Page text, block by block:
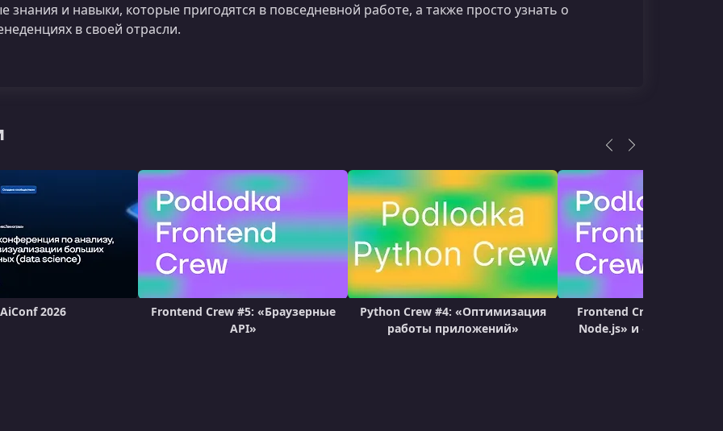
знания и навыки, которые пригодятся в повседневной работе, а также просто узнать о
в своей отрасли.
AiConf 2026
Frontend Crew #5: «Браузерные
API»
Python Crew #4: «Оптимизация
работы приложений»
Frontend Crew #3:
Node.js» и «JS под